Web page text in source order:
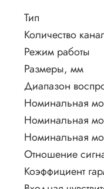
Тип
Количество
Режим работы
Размеры, мм
Диапазон
Номинальная
Номинальная
Номинальная
Отношение
Коэффициент